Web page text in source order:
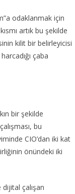
odaklanmak için
artık bu şekilde
kilit bir belirleyicisi
çaba
bir şekilde
bu
CIO’dan iki kat
önündeki iki
çalışan